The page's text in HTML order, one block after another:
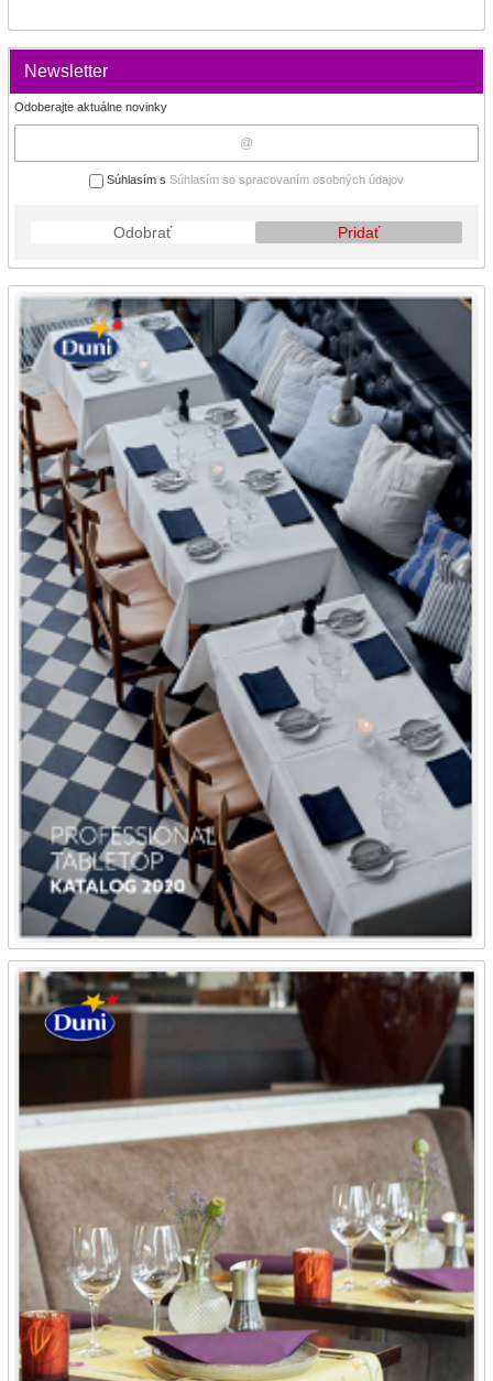
Newsletter
Odoberajte aktuálne novinky
Súhlasím s Súhlasím so spracovaním osobných údajov
Odobrať Pridať